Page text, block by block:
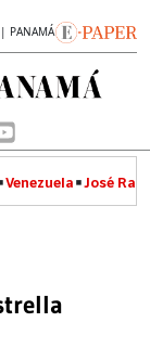
PANAMÁ
Venezuela José